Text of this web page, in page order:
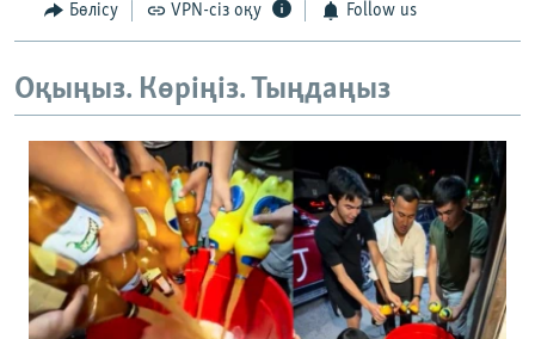
Бөлісу VPN-сіз оқу Follow us
Оқыңыз. Көріңіз. Тыңдаңыз